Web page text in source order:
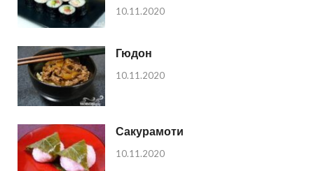
10.11.2020
Гюдон
10.11.2020
Сакурамоти
10.11.2020